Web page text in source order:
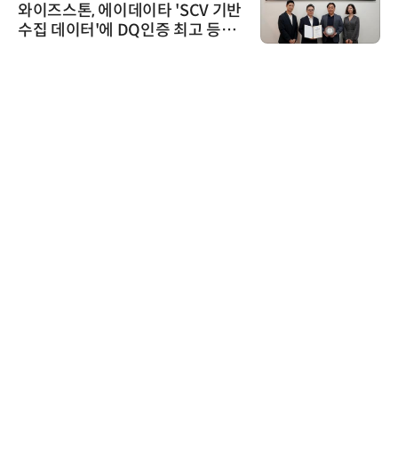
와이즈스톤, 에이데이타 'SCV 기반
수집 데이터'에 DQ인증 최고 등급